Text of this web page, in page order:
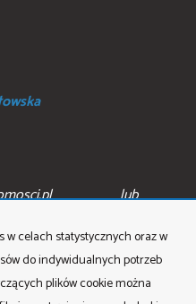
lub
w celach statystycznych oraz w
do indywidualnych potrzeb
plików cookie można